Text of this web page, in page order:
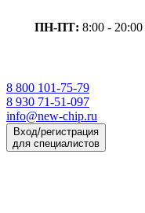
ПН-ПТ: 8:00 - 20:00
8 800 101-75-79
8 930 71-51-097
info@new-chip.ru
Вход/регистрация
для специалистов